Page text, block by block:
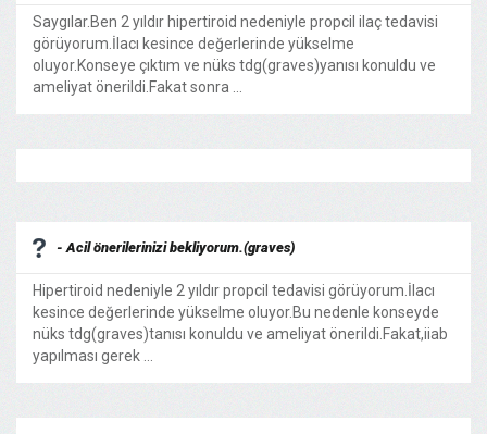
Saygılar.Ben 2 yıldır hipertiroid nedeniyle propcil ilaç tedavisi
görüyorum.İlacı kesince değerlerinde yükselme
oluyor.Konseye çıktım ve nüks tdg(graves)yanısı konuldu ve
ameliyat önerildi.Fakat sonra ...
- Acil önerilerinizi bekliyorum.(graves)
Hipertiroid nedeniyle 2 yıldır propcil tedavisi görüyorum.İlacı
kesince değerlerinde yükselme oluyor.Bu nedenle konseyde
nüks tdg(graves)tanısı konuldu ve ameliyat önerildi.Fakat,iiab
yapılması gerek ...